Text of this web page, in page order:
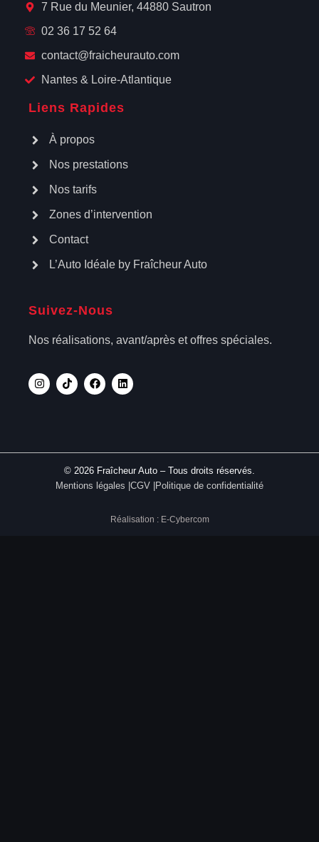
7 Rue du Meunier, 44880 Sautron
02 36 17 52 64
contact@fraicheurauto.com
Nantes & Loire-Atlantique
Liens Rapides
À propos
Nos prestations
Nos tarifs
Zones d’intervention
Contact
L’Auto Idéale by Fraîcheur Auto
Suivez-Nous
Nos réalisations, avant/après et offres spéciales.
© 2026 Fraîcheur Auto – Tous droits réservés.
Mentions légales | CGV | Politique de confidentialité
Réalisation : E-Cybercom